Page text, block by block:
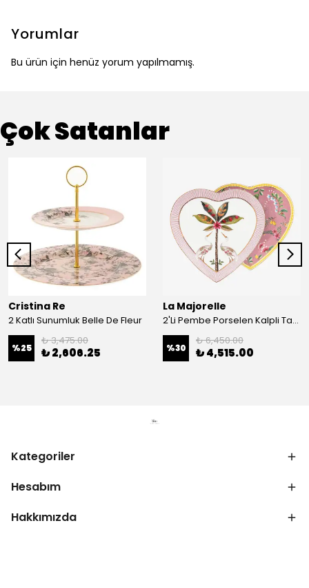
Yorumlar
Bu ürün için henüz yorum yapılmamış.
Çok Satanlar
Cristina Re
2 Katlı Sunumluk Belle De Fleur
%25
₺ 3,475.00
₺ 2,606.25
La Majorelle
2'Li Pembe Porselen Kalpli Tabak 21,5 Cm La Majorelle
%30
₺ 6,450.00
₺ 4,515.00
Kategoriler
Hesabım
Hakkımızda